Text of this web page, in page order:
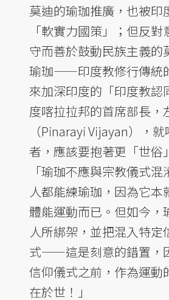
莫迪的瑜珈推廣，也被印
「軟實力國策」；但反
守而善於鼓動民族主義的
瑜珈——印度教修行傳
來加深印度的「印度教認
度喀拉拉邦的首席部長，
（Pinarayi Vijayan），
者，應該要抱著更「世俗
「瑜珈不應與宗教儀式
人都能練瑜珈，因為它本
體能運動而已。但如今，
人所綁架，並把混入特定
式——這是刻意的錯置，
信仰儀式之前，作為運動
在於世！」